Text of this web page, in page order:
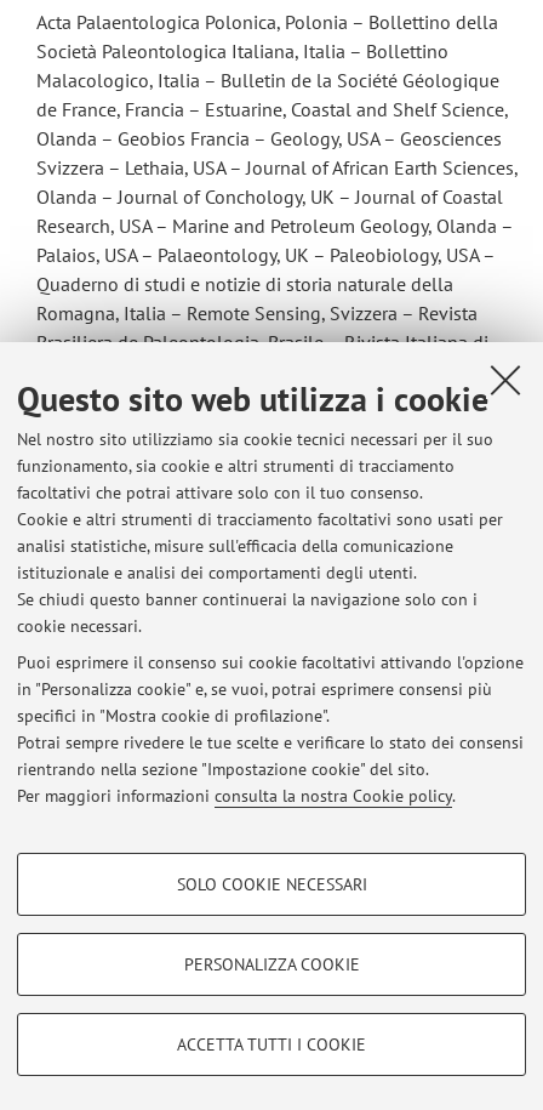
Questo sito web utilizza i cookie
Nel nostro sito utilizziamo sia cookie tecnici necessari per il suo
funzionamento, sia cookie e altri strumenti di tracciamento
facoltativi che potrai attivare solo con il tuo consenso.
Cookie e altri strumenti di tracciamento facoltativi sono usati per
analisi statistiche, misure sull'efficacia della comunicazione
istituzionale e analisi dei comportamenti degli utenti.
Se chiudi questo banner continuerai la navigazione solo con i
cookie necessari.
Puoi esprimere il consenso sui cookie facoltativi attivando l'opzione
in "Personalizza cookie" e, se vuoi, potrai esprimere consensi più
specifici in "Mostra cookie di profilazione".
Potrai sempre rivedere le tue scelte e verificare lo stato dei consensi
rientrando nella sezione "Impostazione cookie" del sito.
Per maggiori informazioni consulta la nostra Cookie policy.
COOKIE DI PROFILAZIONE - FACOLTATIVI
COOKIE TECNICI - NECESSARI
Si tratta di cookie tecnici utilizzati, a titolo esemplificativo, per il corretto
SOLO COOKIE NECESSARI
PERSONALIZZA COOKIE
ACCETTA TUTTI I COOKIE
Acta Palaentologica Polonica, Polonia – Bollettino della
Società Paleontologica Italiana, Italia – Bollettino
Malacologico, Italia – Bulletin de la Société Géologique
de France, Francia – Estuarine, Coastal and Shelf Science,
Olanda – Geobios Francia – Geology, USA – Geosciences
Svizzera – Lethaia, USA – Journal of African Earth Sciences,
Olanda – Journal of Conchology, UK – Journal of Coastal
Research, USA – Marine and Petroleum Geology, Olanda –
Palaios, USA – Palaeontology, UK – Paleobiology, USA –
Quaderno di studi e notizie di storia naturale della
Romagna, Italia – Remote Sensing, Svizzera – Revista
Brasiliera de Paleontologia, Brasile – Rivista Italiana di
Paleontologia e Stratigrafia, Italia – Sedimentology, UK –
The Holocene, USA – Zootaxa, Nuova Zelanda.
Programmi di ricerca: 4
National Science Foundation, USA - Czech Science
Foundation, Repubblica Ceca - French National Research
Agency, Francia - Consiglio Nazionale delle Ricerche,
Italia.
Presentazioni a congressi e convegni: 48
Austria [10] – European Geosciences Union Meeting
Canada [2] – North American Paleontological Convention
(1); Geological Society of America Annual Meeting (1)
Francia [1] – 5 thInternational Palaeontological Congress
Italia [21] – Lagunet (1); International Geological
Conference (1); Italian Paleontological Congress (5);
Meeting (2); Alberto Malatesta Meeting (1); Summer
School Bologna (2); International Conference on
Paleobiology & Paleoecology (1); Conservation
Paleobiology Meeting (1)
Polonia [1] – International Congress on Ichnology
Repubblica Ceca [1] World Multidisciplinary Earth
Sciences Symposium
Spagna [1] – IV Encuentro de Jóvenes Investigadores en